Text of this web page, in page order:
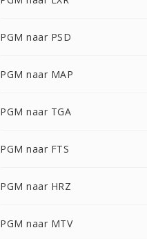
PGM naar PSD
PGM naar MAP
PGM naar TGA
PGM naar FTS
PGM naar HRZ
PGM naar MTV